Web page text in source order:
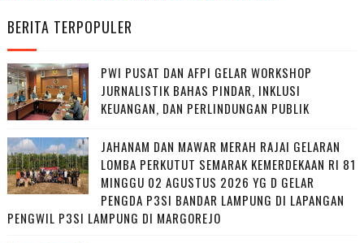
BERITA TERPOPULER
PWI PUSAT DAN AFPI GELAR WORKSHOP
JURNALISTIK BAHAS PINDAR, INKLUSI
KEUANGAN, DAN PERLINDUNGAN PUBLIK
JAHANAM DAN MAWAR MERAH RAJAI GELARAN
LOMBA PERKUTUT SEMARAK KEMERDEKAAN RI 81
MINGGU 02 AGUSTUS 2026 YG D GELAR
PENGDA P3SI BANDAR LAMPUNG DI LAPANGAN
PENGWIL P3SI LAMPUNG DI MARGOREJO